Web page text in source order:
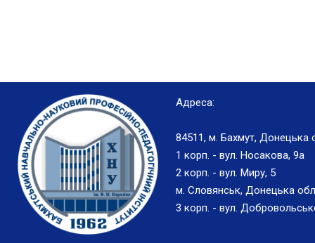
Адреса:
84511, м. Бахмут, Донецька
1 корп. - вул. Носакова, 9а
2 корп. - вул. Миру, 5
м. Словянськ, Донецька
3 корп. - вул.